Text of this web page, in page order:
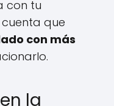
con tu
que
con más
la